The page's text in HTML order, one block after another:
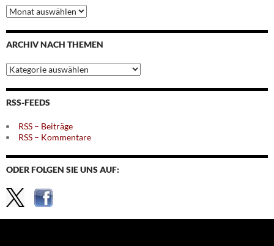
Archiv
nach
Monaten
ARCHIV NACH THEMEN
Archiv
nach
Themen
RSS-FEEDS
RSS – Beiträge
RSS – Kommentare
ODER FOLGEN SIE UNS AUF: